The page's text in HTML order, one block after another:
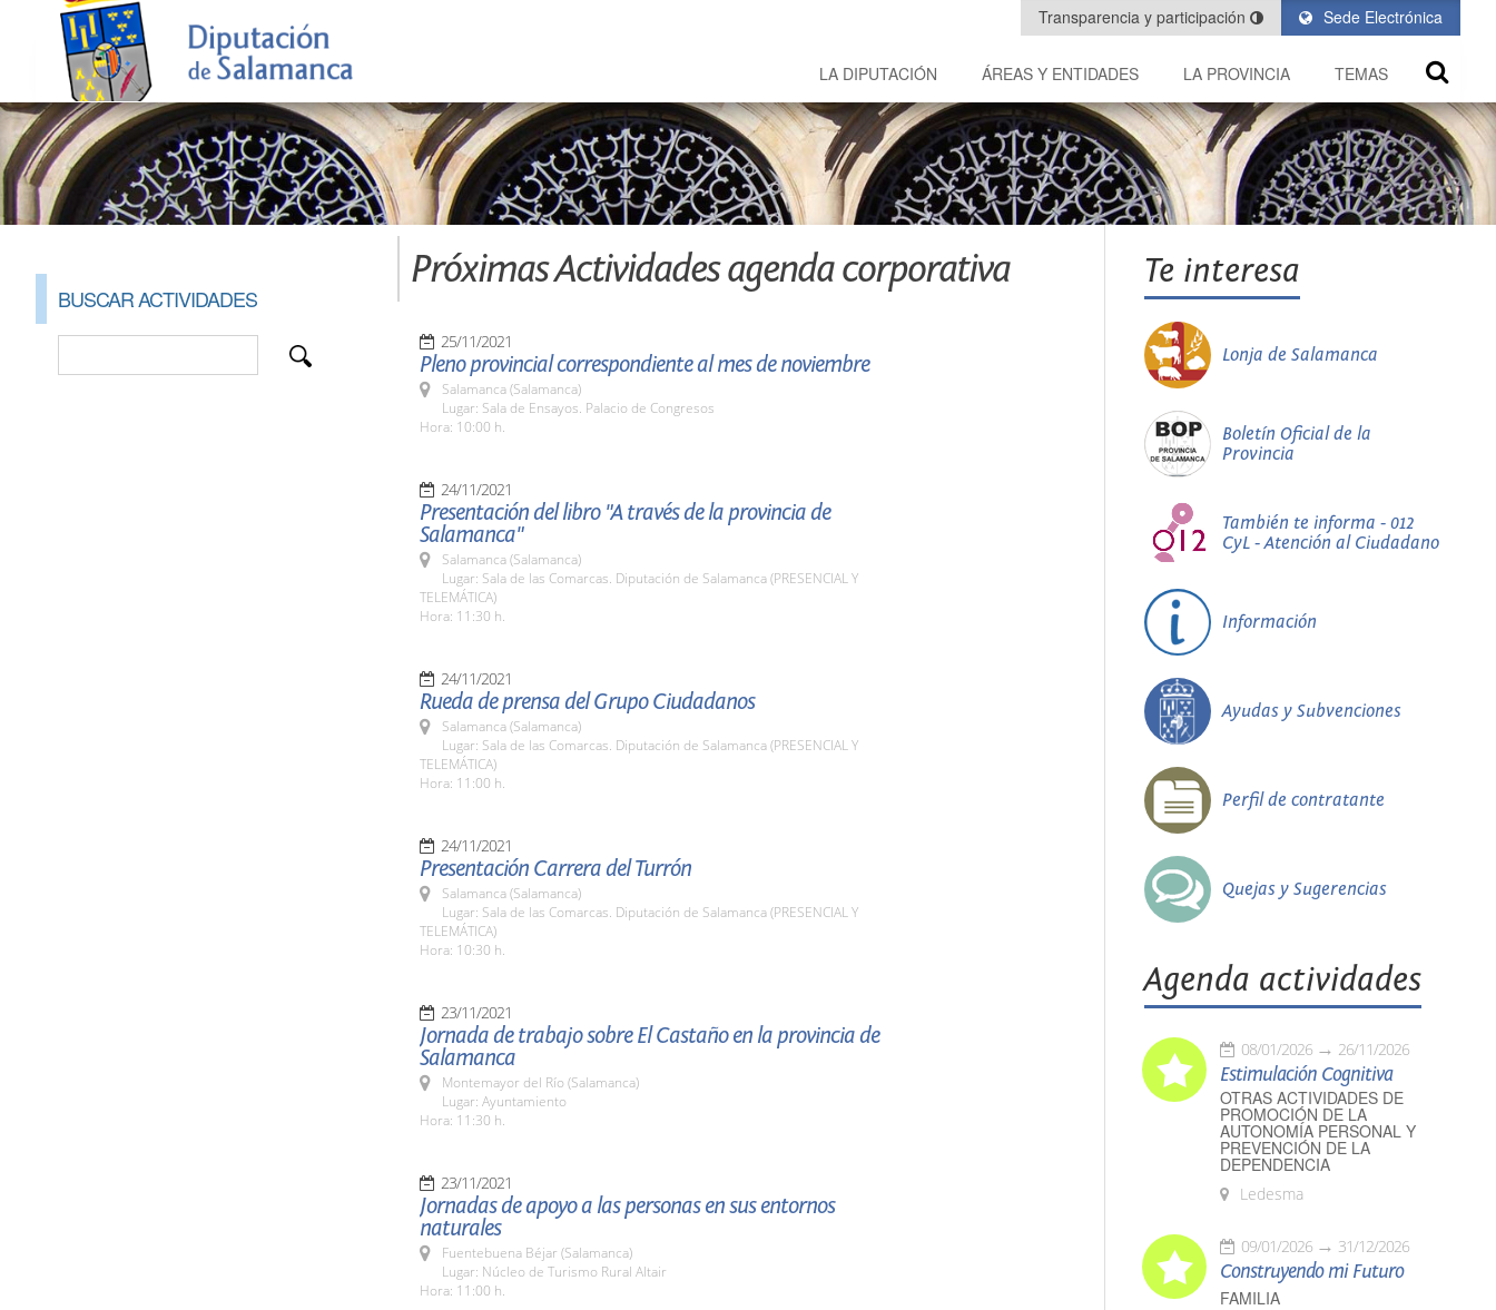
Sede Electrónica
Transparencia y participación
LA DIPUTACIÓN ÁREAS Y ENTIDADES LA PROVINCIA TEMAS
BUSCAR ACTIVIDADES
Próximas Actividades agenda corporativa
25/11/2021
Pleno provincial correspondiente al mes de noviembre
Salamanca (Salamanca)
Lugar: Sala de Ensayos. Palacio de Congresos
Hora: 10:00 h.
24/11/2021
Presentación del libro "A través de la provincia de
Salamanca"
Salamanca (Salamanca)
Lugar: Sala de las Comarcas. Diputación de Salamanca (PRESENCIAL Y
TELEMÁTICA)
Hora: 11:30 h.
24/11/2021
Rueda de prensa del Grupo Ciudadanos
Salamanca (Salamanca)
Lugar: Sala de las Comarcas. Diputación de Salamanca (PRESENCIAL Y
TELEMÁTICA)
Hora: 11:00 h.
24/11/2021
Presentación Carrera del Turrón
Salamanca (Salamanca)
Lugar: Sala de las Comarcas. Diputación de Salamanca (PRESENCIAL Y
TELEMÁTICA)
Hora: 10:30 h.
23/11/2021
Jornada de trabajo sobre El Castaño en la provincia de
Salamanca
Montemayor del Río (Salamanca)
Lugar: Ayuntamiento
Hora: 11:30 h.
23/11/2021
Jornadas de apoyo a las personas en sus entornos
naturales
Fuentebuena Béjar (Salamanca)
Lugar: Núcleo de Turismo Rural Altair
Hora: 11:00 h.
Te interesa
Lonja de Salamanca
Boletín Oficial de la
Provincia
También te informa - 012
CyL - Atención al Ciudadano
Información
Ayudas y Subvenciones
Perfil de contratante
Quejas y Sugerencias
Agenda actividades
08/01/2026 26/11/2026
Estimulación Cognitiva
OTRAS ACTIVIDADES DE
PROMOCIÓN DE LA
AUTONOMÍA PERSONAL Y
PREVENCIÓN DE LA
DEPENDENCIA
Ledesma
09/01/2026 31/12/2026
Construyendo mi Futuro
FAMILIA